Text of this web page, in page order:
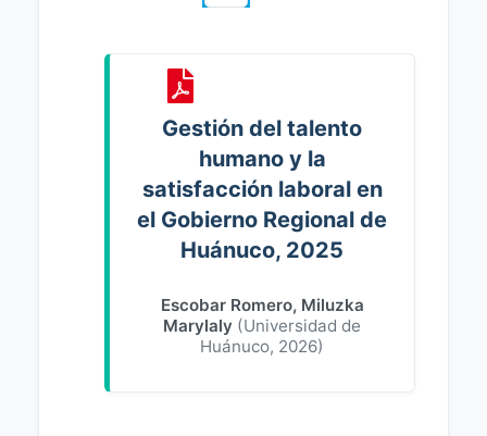
Gestión del talento
humano y la
satisfacción laboral en
el Gobierno Regional de
Huánuco, 2025
Escobar Romero, Miluzka
Marylaly (Universidad de
Huánuco, 2026)